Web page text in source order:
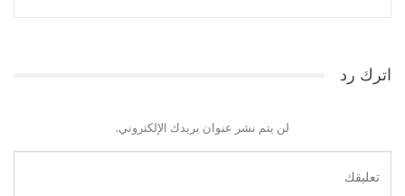
اترك رد
لن يتم نشر عنوان بريدك الإلكتروني.